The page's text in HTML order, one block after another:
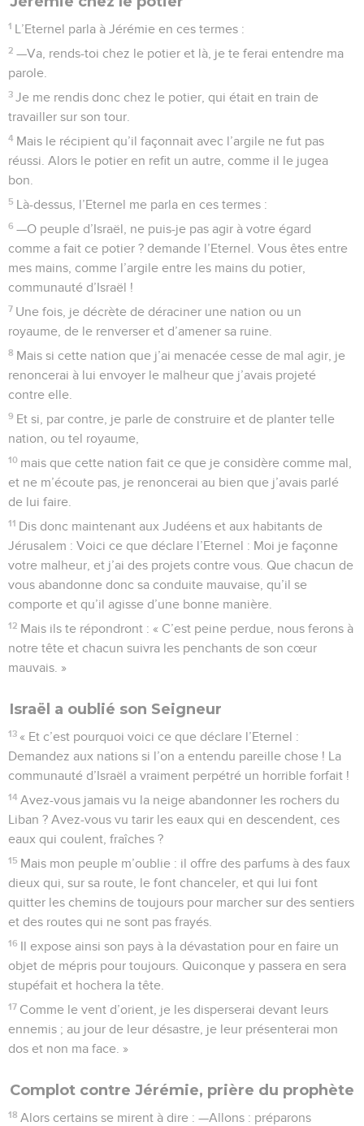
1 L’Eternel parla à Jérémie en ces termes :
2 —Va, rends-toi chez le potier et là, je te ferai entendre ma
parole.
3 Je me rendis donc chez le potier, qui était en train de
travailler sur son tour.
4 Mais le récipient qu’il façonnait avec l’argile ne fut pas
réussi. Alors le potier en refit un autre, comme il le jugea
bon.
5 Là-dessus, l’Eternel me parla en ces termes :
6 —O peuple d’Israël, ne puis-je pas agir à votre égard
comme a fait ce potier ? demande l’Eternel. Vous êtes entre
mes mains, comme l’argile entre les mains du potier,
communauté d’Israël !
7 Une fois, je décrète de déraciner une nation ou un
royaume, de le renverser et d’amener sa ruine.
8 Mais si cette nation que j’ai menacée cesse de mal agir, je
renoncerai à lui envoyer le malheur que j’avais projeté
contre elle.
9 Et si, par contre, je parle de construire et de planter telle
nation, ou tel royaume,
10 mais que cette nation fait ce que je considère comme mal,
et ne m’écoute pas, je renoncerai au bien que j’avais parlé
de lui faire.
11 Dis donc maintenant aux Judéens et aux habitants de
Jérusalem : Voici ce que déclare l’Eternel : Moi je façonne
votre malheur, et j’ai des projets contre vous. Que chacun de
vous abandonne donc sa conduite mauvaise, qu’il se
comporte et qu’il agisse d’une bonne manière.
12 Mais ils te répondront : « C’est peine perdue, nous ferons à
notre tête et chacun suivra les penchants de son cœur
mauvais. »
Israël a oublié son Seigneur
13 « Et c’est pourquoi voici ce que déclare l’Eternel :
Demandez aux nations si l’on a entendu pareille chose ! La
communauté d’Israël a vraiment perpétré un horrible forfait !
14 Avez-vous jamais vu la neige abandonner les rochers du
Liban ? Avez-vous vu tarir les eaux qui en descendent, ces
eaux qui coulent, fraîches ?
15 Mais mon peuple m’oublie : il offre des parfums à des faux
dieux qui, sur sa route, le font chanceler, et qui lui font
quitter les chemins de toujours pour marcher sur des sentiers
et des routes qui ne sont pas frayés.
16 Il expose ainsi son pays à la dévastation pour en faire un
objet de mépris pour toujours. Quiconque y passera en sera
stupéfait et hochera la tête.
17 Comme le vent d’orient, je les disperserai devant leurs
ennemis ; au jour de leur désastre, je leur présenterai mon
dos et non ma face. »
Complot contre Jérémie, prière du prophète
18 Alors certains se mirent à dire : —Allons : préparons